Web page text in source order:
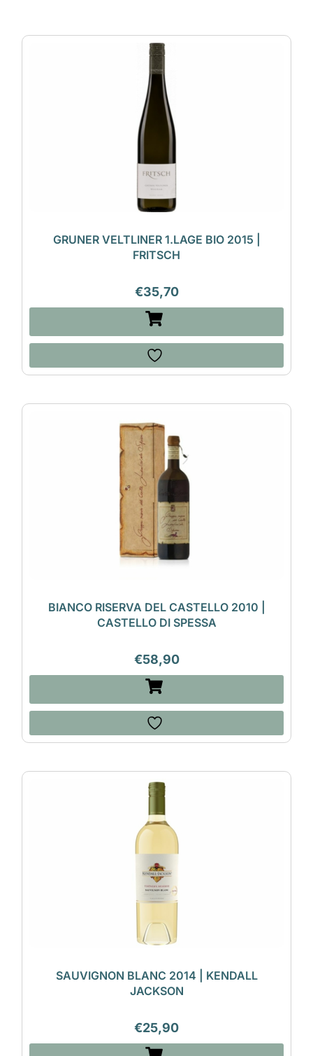
GRUNER VELTLINER 1.LAGE BIO 2015 |
FRITSCH
€35,70
BIANCO RISERVA DEL CASTELLO 2010 |
CASTELLO DI SPESSA
€58,90
SAUVIGNON BLANC 2014 | KENDALL
JACKSON
€25,90